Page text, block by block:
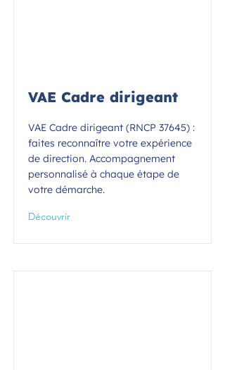
VAE Cadre dirigeant
VAE Cadre dirigeant (RNCP 37645) :
faites reconnaître votre expérience
de direction. Accompagnement
personnalisé à chaque étape de
votre démarche.
Découvrir